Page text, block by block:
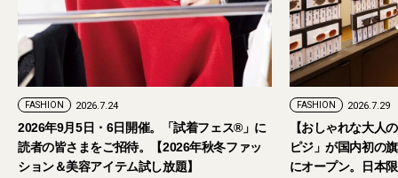
FASHION 2026.7.24
2026年9月5日・6日開催。「試着フェス®︎」に
読者の皆さまをご招待。【2026年秋冬ファッ
ション＆美容アイテム試し放題】
FASHION 2026.7.29
【おしゃれな大人
ピジ」が国内初の
にオープン。日本